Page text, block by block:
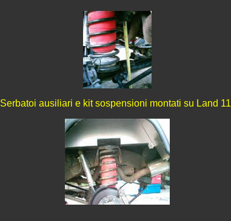
Serbatoi ausiliari e kit sospensioni montati su Land